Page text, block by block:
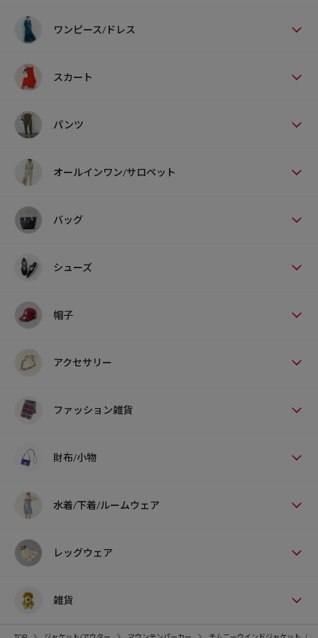
ワンピース/ドレス
スカート
パンツ
オールインワン/サロペット
バッグ
シューズ
帽子
アクセサリー
ファッション雑貨
財布/小物
水着/下着/ルームウェア
レッグウェア
雑貨